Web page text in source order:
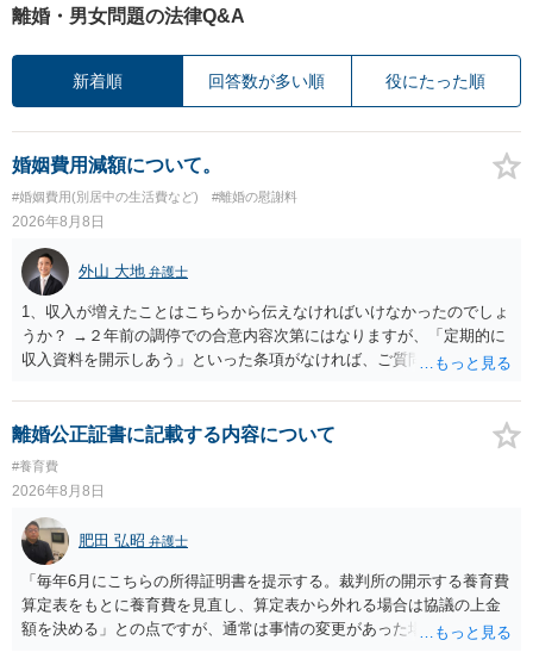
離婚・男女問題の法律Q&A
新着順 回答数が多い順 役にたった順
婚姻費用減額について。
#婚姻費用(別居中の生活費など) #離婚の慰謝料
2026年8月8日
外山 大地 弁護士
1、収入が増えたことはこちらから伝えなければいけなかったのでしょ
うか？ →２年前の調停での合意内容次第にはなりますが、「定期的に
収入資料を開示しあう」といった条項がなければ、ご質問者様から相
合意した場合も収入証明で算定表通りに決まりますでしょうか？ →算
定表は一つの目安に過ぎませんので、合意した希望額が算定表で算出
された金額と異なっていたとしても、合意した希望額が婚姻費用の金
額となります。
離婚公正証書に記載する内容について
#養育費
2026年8月8日
肥田 弘昭 弁護士
「毎年6月にこちらの所得証明書を提示する。裁判所の開示する養育費
算定表をもとに養育費を見直し、算定表から外れる場合は協議の上金
額を決める」との点ですが、通常は事情の変更があった場合に変更し